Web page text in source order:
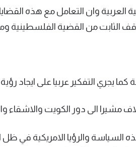
العربية وان التعامل مع هذه
الثابت من القضية الفلسطينية
يجري التفكير عربيا على ايجاد
مشيرا الى دور الكويت والاشقاء
والرؤيا الامريكية في ظل